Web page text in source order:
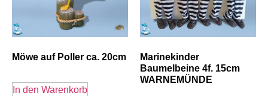
Möwe auf Poller ca. 20cm
In den Warenkorb
Marinekinder
Baumelbeine 4f. 15cm
WARNEMÜNDE